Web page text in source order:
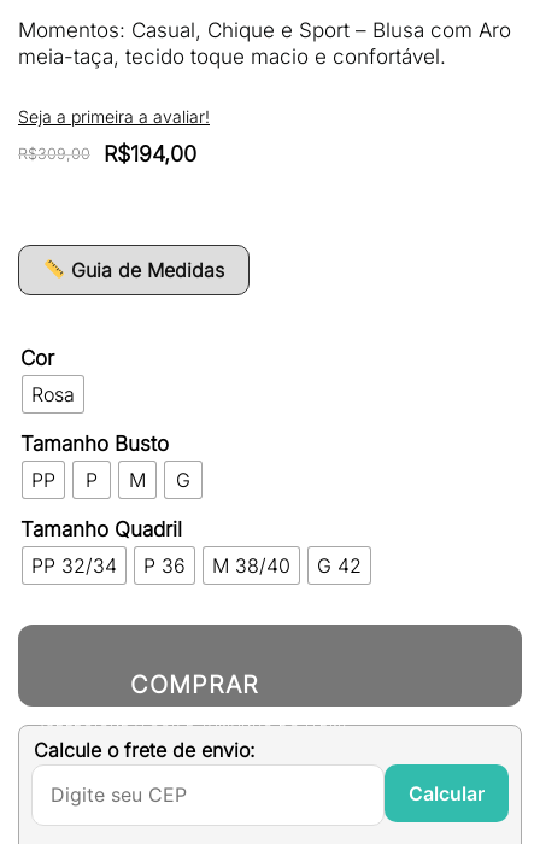
Momentos: Casual, Chique e Sport – Blusa com Aro
meia-taça, tecido toque macio e confortável.
Seja a primeira a avaliar!
R$309,00
O
R$309,00.
R$194,00O
R$194,00.
Guia de Medidas
Cor
Rosa
Tamanho Busto
PP
P M G
Tamanho Quadril
PP 32/34
P 36 M 38/40 G 42
COMPRAR
Calcule o frete de envio:
Calcular